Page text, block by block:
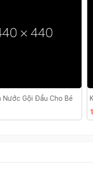
Khuôn Làm Cơm Cho Bé